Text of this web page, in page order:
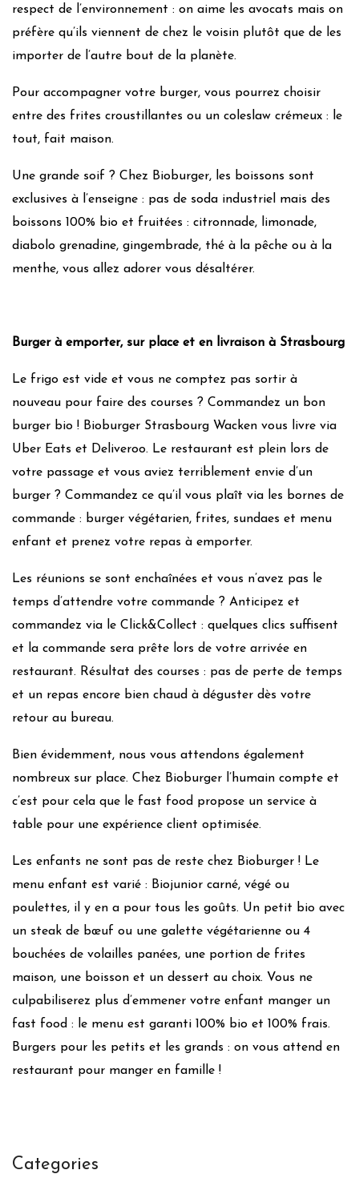
respect de l’environnement : on aime les avocats mais on
préfère qu’ils viennent de chez le voisin plutôt que de les
importer de l’autre bout de la planète.
Pour accompagner votre burger, vous pourrez choisir
entre des frites croustillantes ou un coleslaw crémeux : le
tout, fait maison.
Une grande soif ? Chez Bioburger, les boissons sont
exclusives à l’enseigne : pas de soda industriel mais des
boissons 100% bio et fruitées : citronnade, limonade,
diabolo grenadine, gingembrade, thé à la pêche ou à la
menthe, vous allez adorer vous désaltérer.
Burger à emporter, sur place et en livraison à Strasbourg
Le frigo est vide et vous ne comptez pas sortir à
nouveau pour faire des courses ? Commandez un bon
burger bio ! Bioburger Strasbourg Wacken vous livre via
Uber Eats et Deliveroo. Le restaurant est plein lors de
votre passage et vous aviez terriblement envie d’un
burger ? Commandez ce qu’il vous plaît via les bornes de
commande : burger végétarien, frites, sundaes et menu
enfant et prenez votre repas à emporter.
Les réunions se sont enchaînées et vous n’avez pas le
temps d’attendre votre commande ? Anticipez et
commandez via le Click&Collect : quelques clics suffisent
et la commande sera prête lors de votre arrivée en
restaurant. Résultat des courses : pas de perte de temps
et un repas encore bien chaud à déguster dès votre
retour au bureau.
Bien évidemment, nous vous attendons également
nombreux sur place. Chez Bioburger l’humain compte et
c’est pour cela que le fast food propose un service à
table pour une expérience client optimisée.
Les enfants ne sont pas de reste chez Bioburger ! Le
menu enfant est varié : Biojunior carné, végé ou
poulettes, il y en a pour tous les goûts. Un petit bio avec
un steak de bœuf ou une galette végétarienne ou 4
bouchées de volailles panées, une portion de frites
maison, une boisson et un dessert au choix. Vous ne
culpabiliserez plus d’emmener votre enfant manger un
fast food : le menu est garanti 100% bio et 100% frais.
Burgers pour les petits et les grands : on vous attend en
restaurant pour manger en famille !
Categories